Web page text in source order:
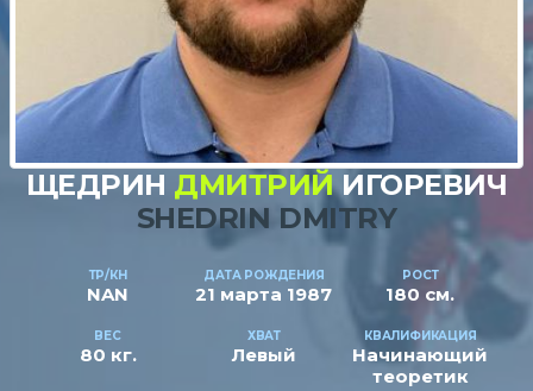
ЩЕДРИН ДМИТРИЙИГОРЕВИЧ
SHEDRIN DMITRY
ТР/КН
NAN
ДАТА РОЖДЕНИЯ
21 марта 1987
РОСТ
180 см.
ВЕС
80 кг.
ХВАТ
Левый
КВАЛИФИКАЦИЯ
Начинающий
теоретик